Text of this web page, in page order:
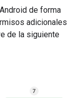
de forma
adicionales
de la siguiente